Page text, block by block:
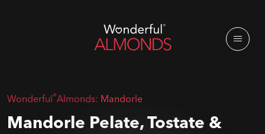
Mandorle Pelate, Tostate &
Wonderful®Almonds: Mandorle